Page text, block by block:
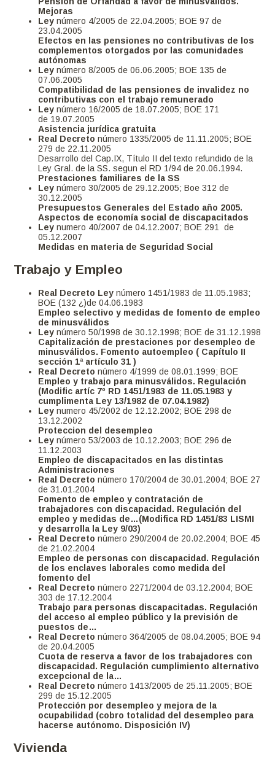
Mejoras
Leynúmero 4/2005 de 22.04.2005; BOE 97 de
23.04.2005
Efectos en las pensiones no contributivas de los
complementos otorgados por las comunidades
autónomas
Ley número 8/2005 de 06.06.2005; BOE 135 de
07.06.2005
Compatibilidad de las pensiones de invalidez no
contributivas con el trabajo remunerado
Leynúmero 16/2005 de 18.07.2005; BOE 171
de 19.07.2005
Asistencia jurídica gratuita
Real Decreto número 1335/2005 de 11.11.2005; BOE
279 de 22.11.2005
Desarrollo del Cap.IX, Título II del texto refundido de la
Ley Gral. de la SS. segun el RD 1/94 de 20.06.1994.
Prestaciones familiares de la SS
Leynúmero 30/2005 de 29.12.2005; Boe 312 de
30.12.2005
Presupuestos Generales del Estado año 2005.
Aspectos de economía social de discapacitados
Leynumero 40/2007 de 04.12.2007; BOE 291 de
05.12.2007
Medidas en materia de Seguridad Social
Trabajo y Empleo
Real Decreto Ley número 1451/1983 de 11.05.1983;
BOE (132 ¿)de 04.06.1983
Empleo selectivo y medidas de fomento de empleo
de minusválidos
Leynúmero 50/1998 de 30.12.1998; BOE de 31.12.1998
Capitalización de prestaciones por desempleo de
minusválidos. Fomento autoempleo ( Capítulo II
sección 1ª artículo 31 )
Real Decreto número 4/1999 de 08.01.1999; BOE
Empleo y trabajo para minusválidos. Regulación
(Modific artíc 7º RD 1451/1983 de 11.05.1983 y
cumplimenta Ley 13/1982 de 07.04.1982)
Leynumero 45/2002 de 12.12.2002; BOE 298 de
13.12.2002
Proteccion del desempleo
Leynúmero 53/2003 de 10.12.2003; BOE 296 de
11.12.2003
Empleo de discapacitados en las distintas
Administraciones
Real Decreto número 170/2004 de 30.01.2004; BOE 27
de 31.01.2004
Fomento de empleo y contratación de
trabajadores con discapacidad. Regulación del
empleo y medidas de…(Modifica RD 1451/83 LISMI
y desarrolla la Ley 9/03)
Real Decreto número 290/2004 de 20.02.2004; BOE 45
de 21.02.2004
Empleo de personas con discapacidad. Regulación
de los enclaves laborales como medida del
fomento del
Real Decreto número 2271/2004 de 03.12.2004; BOE
303 de 17.12.2004
Trabajo para personas discapacitadas. Regulación
del acceso al empleo público y la previsión de
puestos de…
Real Decreto número 364/2005 de 08.04.2005; BOE 94
de 20.04.2005
Cuota de reserva a favor de los trabajadores con
discapacidad. Regulación cumplimiento alternativo
excepcional de la…
Real Decreto número 1413/2005 de 25.11.2005; BOE
299 de 15.12.2005
Protección por desempleo y mejora de la
ocupabilidad (cobro totalidad del desempleo para
hacerse autónomo. Disposición IV)
Vivienda